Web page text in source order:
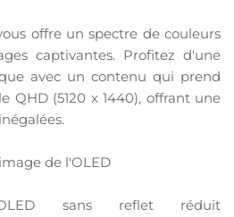
offre un spectre de couleurs
captivantes. Profitez d'une
avec un contenu qui prend
QHD (5120 x 1440), offrant une
de l'OLED
sans reflet réduit